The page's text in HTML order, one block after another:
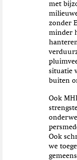
met
zonder
minder
situatie
buiten
Ook
Ook
we